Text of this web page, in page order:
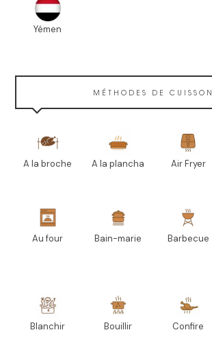
Yémen
MÉTHODES DE CUISSON
A la broche A la plancha Air Fryer
Au four Bain-marie Barbecue
Blanchir Bouillir Confire